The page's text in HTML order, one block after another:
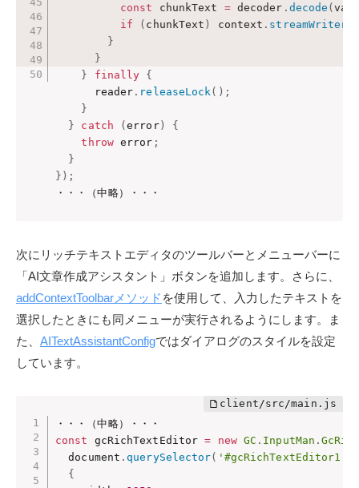
const chunkText = decoder . decode (
if
( chunkText ) context . streamWriter
}
}
}
finally {
      reader
. releaseLock( ) ;
}
}
catch (error)
{
throw error ;
}
} ) ;
・・・（中略）・・・
次にリッチテキストエディタのツールバーとメニューバーに
「AI文章作成アシスタント」ボタンを追加します。さらに、
addContextToolbarメソッド を使用して、入力したテキストを
選択したときにも同メニューが実行されるようにします。ま
た、 AITextAssistantConfigではダイアログのスタイルを設定
しています。
const gcRichTextEditor = new GC . InputMan .
  document
.querySelector( '#gcRichTextEditor1'
{